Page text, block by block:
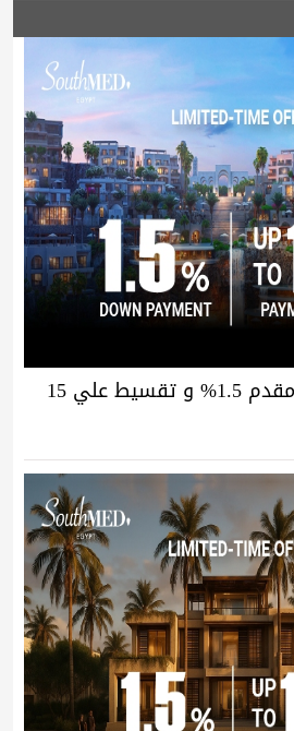
عرض لفترة محدودة مقدم 1.5% و تقسيط علي 15